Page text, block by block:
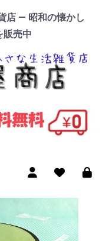
店 — 昭和の懐かし
販売中